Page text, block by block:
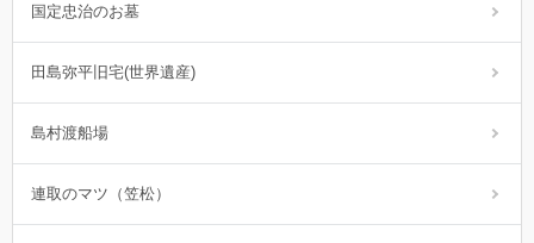
国定忠治のお墓
田島弥平旧宅(世界遺産)
島村渡船場
連取のマツ（笠松）